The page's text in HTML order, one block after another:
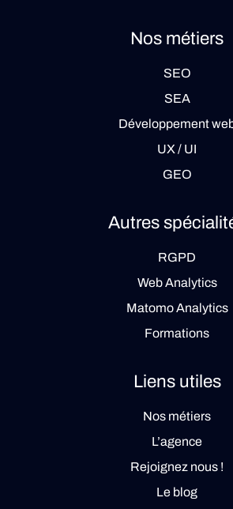
Nos métiers
SEO
SEA
Développement
UX / UI
GEO
Autres
RGPD
Web Analytics
Matomo Analytics
Formations
Liens utiles
Nos métiers
L’agence
Rejoignez nous !
Le blog